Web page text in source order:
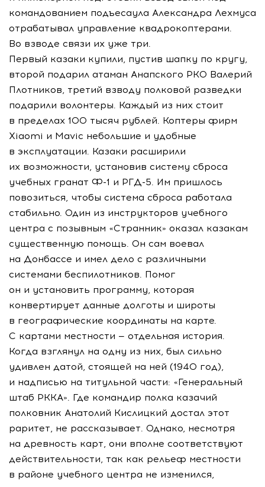
командованием подъесаула Александра Лехмуса
отрабатывал управление квадрокоптерами.
Во взводе связи их уже три.
Первый казаки купили, пустив шапку по кругу,
второй подарил атаман Анапского РКО Валерий
Плотников, третий взводу полковой разведки
подарили волонтеры. Каждый из них стоит
в пределах 100 тысяч рублей. Коптеры фирм
Xiaomi и Mavic небольшие и удобные
в эксплуатации. Казаки расширили
их возможности, установив систему сброса
учебных гранат Ф-1 и РГД-5. Им пришлось
повозиться, чтобы система сброса работала
стабильно. Один из инструкторов учебного
центра с позывным «Странник» оказал казакам
существенную помощь. Он сам воевал
на Донбассе и имел дело с различными
системами беспилотников. Помог
он и установить программу, которая
конвертирует данные долготы и широты
в географические координаты на карте.
С картами местности — отдельная история.
Когда взглянул на одну из них, был сильно
удивлен датой, стоящей на ней (1940 год),
и надписью на титульной части: «Генеральный
штаб РККА». Где командир полка казачий
полковник Анатолий Кислицкий достал этот
раритет, не рассказывает. Однако, несмотря
на древность карт, они вполне соответствуют
действительности, так как рельеф местности
в районе учебного центра не изменился,